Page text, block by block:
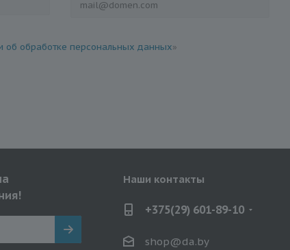
об обработке персональных данных»
Наши контакты
+375(29) 601-89-10
shop@da.by